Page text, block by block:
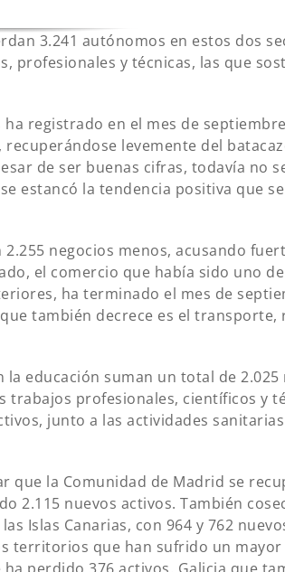
3.241 autónomos en estos dos
profesionales y técnicas, las que
registrado en el mes de
levemente del
de ser buenas cifras, todavía no
estancó la tendencia positiva que
negocios menos, acusando
el comercio que había sido uno
ha terminado el mes de
también decrece es el transporte,
educación suman un total de 2.025
trabajos profesionales, científicos y
junto a las actividades
que la Comunidad de Madrid se
2.115 nuevos activos. También
Islas Canarias, con 964 y 762
territorios que han sufrido un